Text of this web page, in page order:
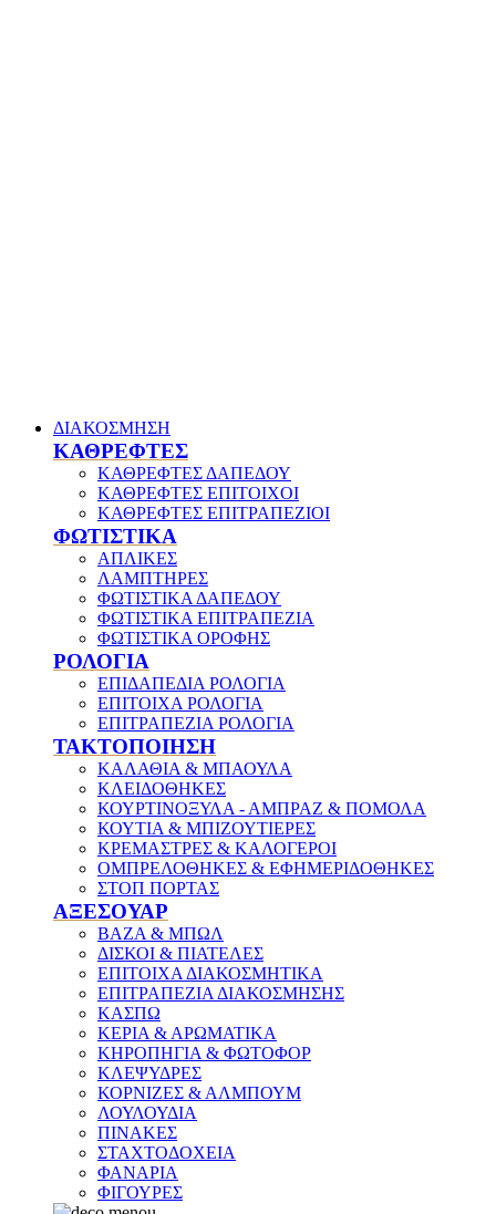
ΔΙΑΚΟΣΜΗΣΗ
ΚΑΘΡΕΦΤΕΣ
ΚΑΘΡΕΦΤΕΣ ΔΑΠΕΔΟΥ
ΚΑΘΡΕΦΤΕΣ ΕΠΙΤΟΙΧΟΙ
ΚΑΘΡΕΦΤΕΣ ΕΠΙΤΡΑΠΕΖΙΟΙ
ΦΩΤΙΣΤΙΚΑ
ΑΠΛΙΚΕΣ
ΛΑΜΠΤΗΡΕΣ
ΦΩΤΙΣΤΙΚΑ ΔΑΠΕΔΟΥ
ΦΩΤΙΣΤΙΚΑ ΕΠΙΤΡΑΠΕΖΙΑ
ΦΩΤΙΣΤΙΚΑ ΟΡΟΦΗΣ
ΡΟΛΟΓΙΑ
ΕΠΙΔΑΠΕΔΙΑ ΡΟΛΟΓΙΑ
ΕΠΙΤΟΙΧΑ ΡΟΛΟΓΙΑ
ΕΠΙΤΡΑΠΕΖΙΑ ΡΟΛΟΓΙΑ
ΤΑΚΤΟΠΟΙΗΣΗ
ΚΑΛΑΘΙΑ & ΜΠΑΟΥΛΑ
ΚΛΕΙΔΟΘΗΚΕΣ
ΚΟΥΡΤΙΝΟΞΥΛΑ - ΑΜΠΡΑΖ & ΠΟΜΟΛΑ
ΚΟΥΤΙΑ & ΜΠΙΖΟΥΤΙΕΡΕΣ
ΚΡΕΜΑΣΤΡΕΣ & ΚΑΛΟΓΕΡΟΙ
ΟΜΠΡΕΛΟΘΗΚΕΣ & ΕΦΗΜΕΡΙΔΟΘΗΚΕΣ
ΣΤΟΠ ΠΟΡΤΑΣ
ΑΞΕΣΟΥΑΡ
ΒΑΖΑ & ΜΠΩΛ
ΔΙΣΚΟΙ & ΠΙΑΤΕΛΕΣ
ΕΠΙΤΟΙΧΑ ΔΙΑΚΟΣΜΗΤΙΚΑ
ΕΠΙΤΡΑΠΕΖΙΑ ΔΙΑΚΟΣΜΗΣΗΣ
ΚΑΣΠΩ
ΚΕΡΙΑ & ΑΡΩΜΑΤΙΚΑ
ΚΗΡΟΠΗΓΙΑ & ΦΩΤΟΦΟΡ
ΚΛΕΨΥΔΡΕΣ
ΚΟΡΝΙΖΕΣ & ΑΛΜΠΟΥΜ
ΛΟΥΛΟΥΔΙΑ
ΠΙΝΑΚΕΣ
ΣΤΑΧΤΟΔΟΧΕΙΑ
ΦΑΝΑΡΙΑ
ΦΙΓΟΥΡΕΣ